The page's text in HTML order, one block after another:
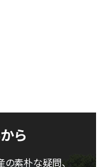
ら
の素朴な疑問、